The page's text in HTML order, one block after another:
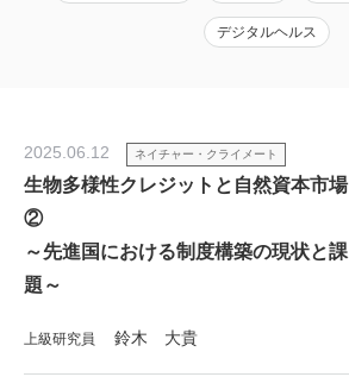
デジタルヘルス
2025.06.12 ネイチャー・クライメート
生物多様性クレジットと自然資本市場
②
～先進国における制度構築の現状と課
題～
上級研究員 鈴木 大貴